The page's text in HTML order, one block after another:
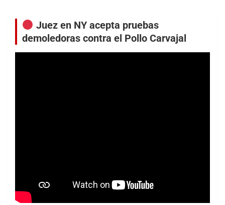
Juez en NY acepta pruebas
demoledoras contra el Pollo Carvajal